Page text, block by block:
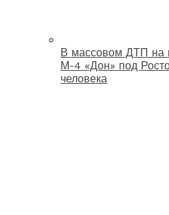
В массовом ДТП на
М-4 «Дон» под
человека